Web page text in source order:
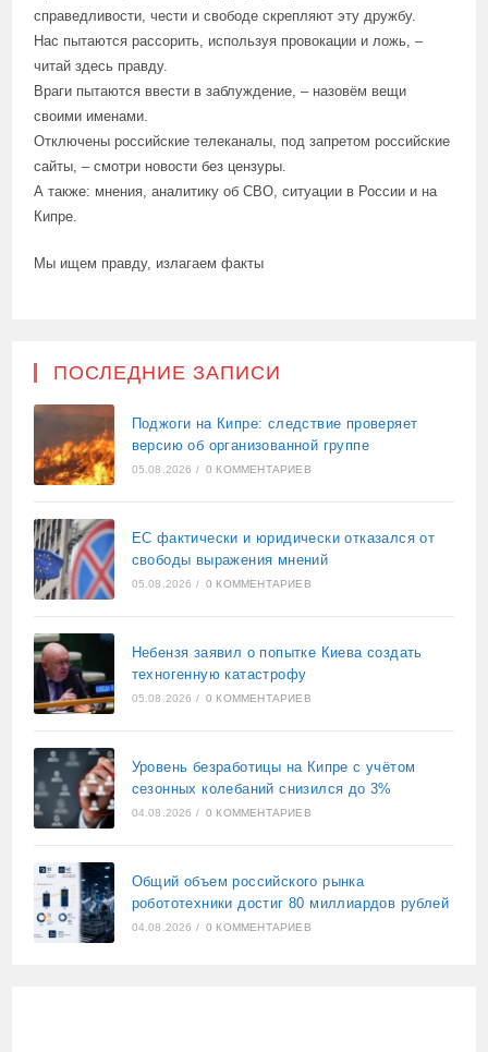
справедливости, чести и свободе скрепляют эту дружбу.
Нас пытаются рассорить, используя провокации и ложь, –
читай здесь правду.
Враги пытаются ввести в заблуждение, – назовём вещи
своими именами.
Отключены российские телеканалы, под запретом российские
сайты, – смотри новости без цензуры.
А также: мнения, аналитику об СВО, ситуации в России и на
Кипре.
Мы ищем правду, излагаем факты
ПОСЛЕДНИЕ ЗАПИСИ
Поджоги на Кипре: следствие проверяет
версию об организованной группе
05.08.2026 / 0 КОММЕНТАРИЕВ
ЕС фактически и юридически отказался от
свободы выражения мнений
05.08.2026 / 0 КОММЕНТАРИЕВ
Небензя заявил о попытке Киева создать
техногенную катастрофу
05.08.2026 / 0 КОММЕНТАРИЕВ
Уровень безработицы на Кипре с учётом
сезонных колебаний снизился до 3%
04.08.2026 / 0 КОММЕНТАРИЕВ
Общий объем российского рынка
робототехники достиг 80 миллиардов рублей
04.08.2026 / 0 КОММЕНТАРИЕВ